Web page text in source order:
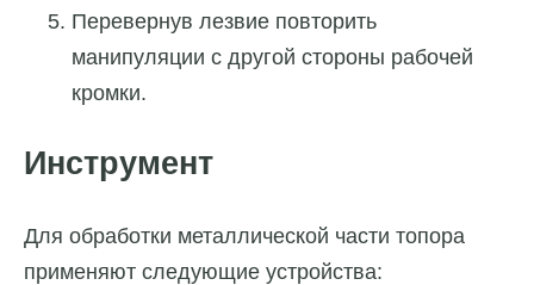
Перевернув лезвие повторить
манипуляции с другой стороны рабочей
кромки.
Инструмент
Для обработки металлической части топора
применяют следующие устройства: